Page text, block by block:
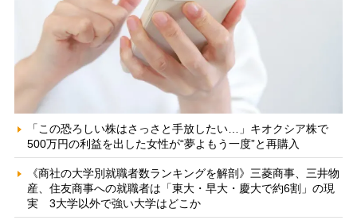
「この恐ろしい株はさっさと手放したい…」キオクシア株で
500万円の利益を出した女性が“夢よもう一度”と再購入
《商社の大学別就職者数ランキングを解剖》三菱商事、三井物
産、住友商事への就職者は「東大・早大・慶大で約6割」の現
実 3大学以外で強い大学はどこか